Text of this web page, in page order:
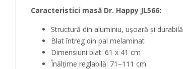
Caracteristici masă Dr. Happy JL566:
Structură din aluminiu, ușoară și durabilă
Blat întreg din pal melaminat
Dimensiuni blat: 61 x 41 cm
Înălțime reglabilă: 71–111 cm